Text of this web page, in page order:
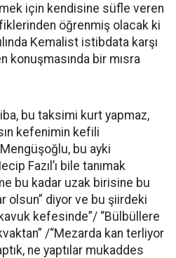
için kendisine süfle veren
öğrenmiş olacak ki
Kemalist istibdata karşı
konuşmasında bir mısra
bu taksimi kurt yapmaz,
kefenimin kefili
bu ayki
Fazıl’ı bile tanımak
bu kadar uzak birisine bu
olsun” diyor ve bu şiirdeki
kefesinde”/ “Bülbüllere
/“Mezarda kan terliyor
ne yaptılar mukaddes